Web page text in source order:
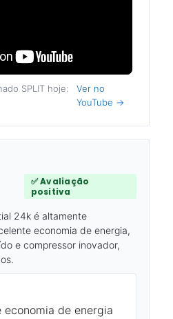
SPLIT hoje:
Ver no
YouTube →
✅ Avaliação
positiva
24k é altamente
economia de energia,
e compressor inovador,
economia de energia